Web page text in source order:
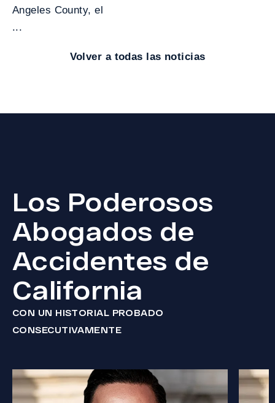
Angeles County, el
...
Volver a todas las noticias
Los Poderosos
Abogados de
Accidentes de
California
CON UN HISTORIAL PROBADO
CONSECUTIVAMENTE